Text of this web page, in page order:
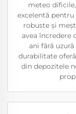
meteo
excelentă
robuste și
avea încredere
ani fără
durabilitate
din depozitele